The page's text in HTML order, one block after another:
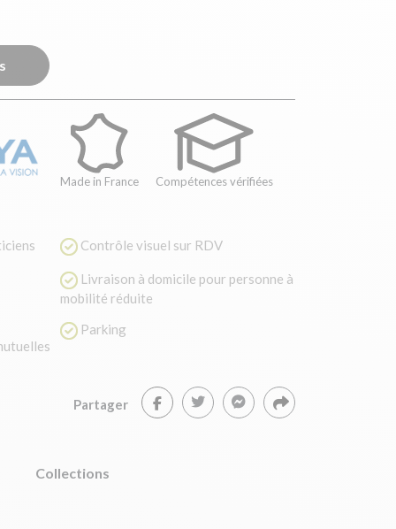
Made in France Compétences vérifiées
Contrôle visuel sur RDV
Livraison à domicile pour personne à
mobilité réduite
Parking
Partager
Collections